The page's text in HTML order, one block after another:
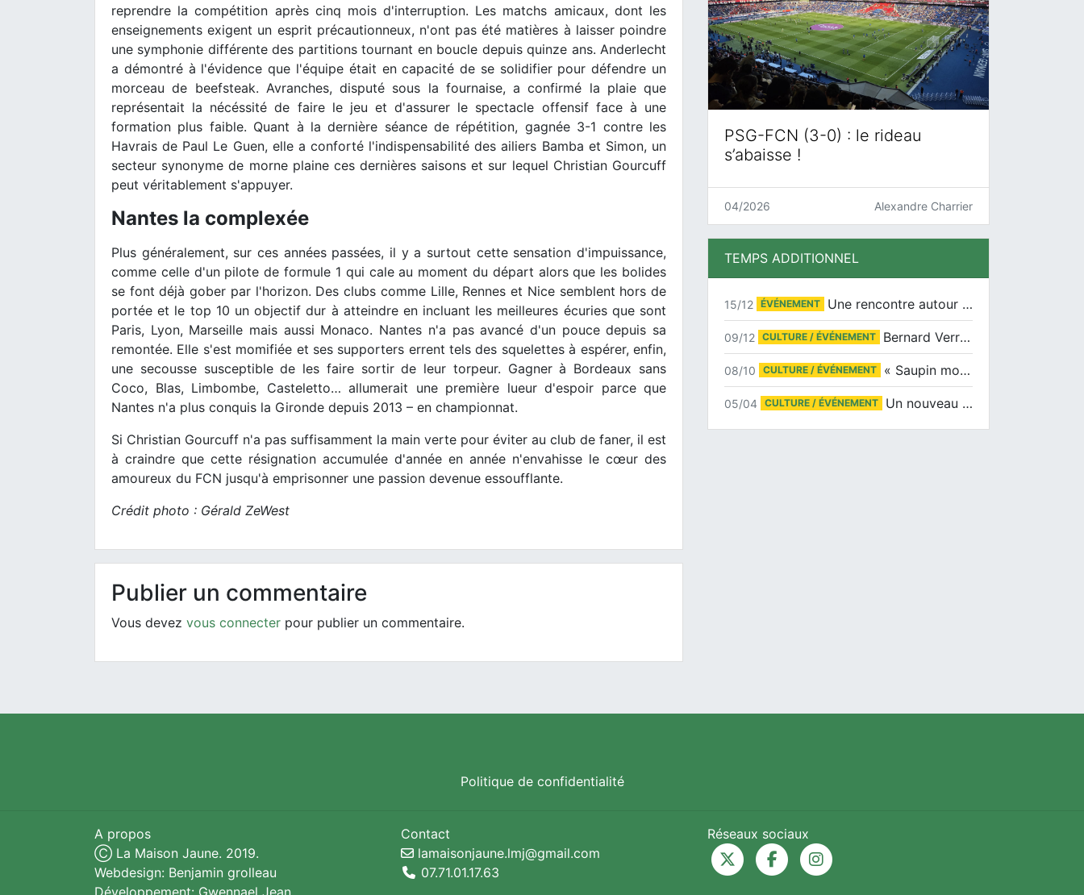
reprendre la compétition après cinq mois d'interruption. Les matchs amicaux, dont les
enseignements exigent un esprit précautionneux, n'ont pas été matières à laisser poindre
une symphonie différente des partitions tournant en boucle depuis quinze ans. Anderlecht
a démontré à l'évidence que l'équipe était en capacité de se solidifier pour défendre un
morceau de beefsteak. Avranches, disputé sous la fournaise, a confirmé la plaie que
représentait la nécéssité de faire le jeu et d'assurer le spectacle offensif face à une
formation plus faible. Quant à la dernière séance de répétition, gagnée 3-1 contre les
Havrais de Paul Le Guen, elle a conforté l'indispensabilité des ailiers Bamba et Simon, un
secteur synonyme de morne plaine ces dernières saisons et sur lequel Christian Gourcuff
peut véritablement s'appuyer.
Nantes la complexée
Plus généralement, sur ces années passées, il y a surtout cette sensation d'impuissance,
comme celle d'un pilote de formule 1 qui cale au moment du départ alors que les bolides
se font déjà gober par l'horizon. Des clubs comme Lille, Rennes et Nice semblent hors de
portée et le top 10 un objectif dur à atteindre en incluant les meilleures écuries que sont
Paris, Lyon, Marseille mais aussi Monaco. Nantes n'a pas avancé d'un pouce depuis sa
remontée. Elle s'est momifiée et ses supporters errent tels des squelettes à espérer, enfin,
une secousse susceptible de les faire sortir de leur torpeur. Gagner à Bordeaux sans
Coco, Blas, Limbombe, Casteletto… allumerait une première lueur d'espoir parce que
Nantes n'a plus conquis la Gironde depuis 2013 – en championnat.
Si Christian Gourcuff n'a pas suffisamment la main verte pour éviter au club de faner, il est
à craindre que cette résignation accumulée d'année en année n'envahisse le cœur des
amoureux du FCN jusqu'à emprisonner une passion devenue essoufflante.
Crédit photo : Gérald ZeWest
Publier un commentaire
Vous devez vous connecter pour publier un commentaire.
PSG-FCN (3-0) : le rideau
s’abaisse !
04/2026 Alexandre Charrier
TEMPS ADDITIONNEL
15/12 ÉVÉNEMENT Une rencontre autour de Jean-Claude Suaudeau
09/12 CULTURE / ÉVÉNEMENT Bernard Verret en dédicaces le samedi 13 décembre à l’Espace Culturel Atlantis
08/10 CULTURE / ÉVÉNEMENT « Saupin mon amour » au salon du livre de Trentemoult
05/04 CULTURE / ÉVÉNEMENT Un nouveau tirage pour le Docu-BD
Politique de confidentialité
A propos
Ⓒ La Maison Jaune. 2019.
Webdesign: Benjamin grolleau
Développement: Gwennael Jean
Contact
lamaisonjaune.lmj@gmail.com
07.71.01.17.63
Réseaux sociaux